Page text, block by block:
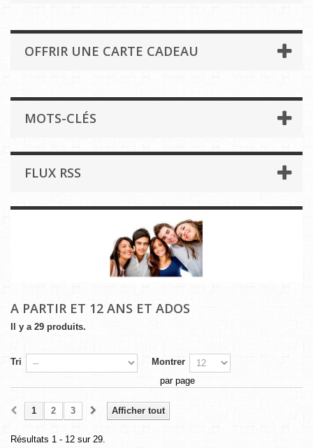
OFFRIR UNE CARTE CADEAU
MOTS-CLÉS
FLUX RSS
A PARTIR ET 12 ANS ET ADOS
Il y a 29 produits.
Tri
Montrer
par page
Afficher tout
1 2 3
Résultats 1 - 12 sur 29.